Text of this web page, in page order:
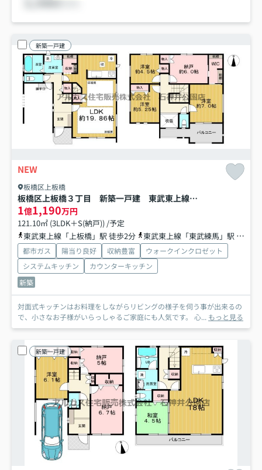
新築一戸建
NEW
板橋区上板橋
板橋区上板橋３丁目 新築一戸建 東武東上線 上板橋
1億1,190万円
121.10㎡ (3LDK＋S(納戸)) /予定
東武東上線「上板橋」駅 徒歩2分
東武東上線「東武練馬」駅 徒歩18分
都市ガス 陽当り良好 収納豊富
ウォークインクロゼット
システムキッチン
カウンターキッチン
新築
対面式キッチンはお料理をしながらリビングの様子を伺う事が出来るの
で、小さなお子様がいらっしゃるご家庭にも人気です。 心... もっと見る
新築一戸建